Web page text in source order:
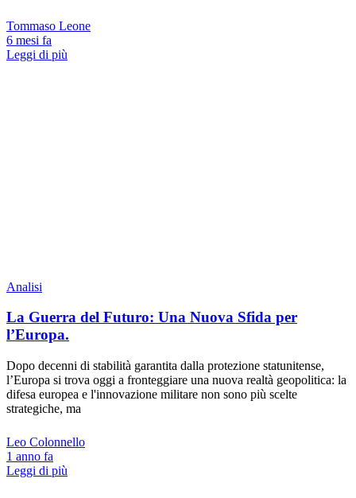
Tommaso Leone
6 mesi fa
Leggi di più
Analisi
La Guerra del Futuro: Una Nuova Sfida per
l’Europa.
Dopo decenni di stabilità garantita dalla protezione statunitense,
l’Europa si trova oggi a fronteggiare una nuova realtà geopolitica: la
difesa europea e l'innovazione militare non sono più scelte
strategiche, ma
Leo Colonnello
1 anno fa
Leggi di più